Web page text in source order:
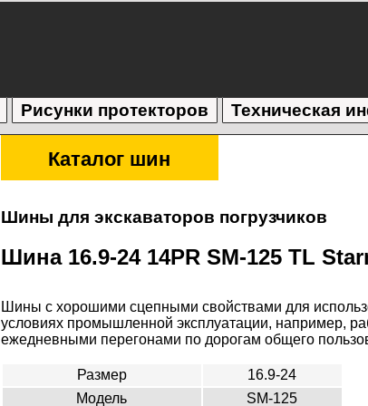
Рисунки протекторов Техническая
Каталог шин
Шины для экскаваторов погрузчиков
Шина 16.9-24 14PR SM-125 TL
Шины с хорошими сцепными свойствами для
условиях промышленной эксплуатации, например,
ежедневными перегонами по дорогам общего
Размер
16.9-24
Модель
SM-125